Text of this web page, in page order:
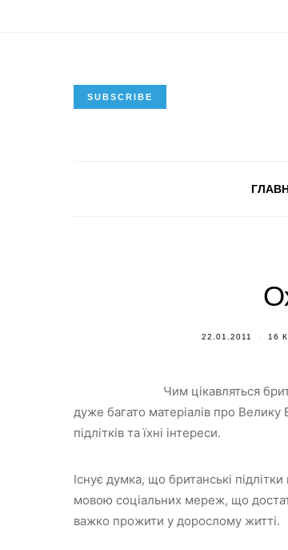
SUBSCRIBE
22.01.2011 16
Чим цікавляться
дуже багато матеріалів про
підлітків та їхні інтереси.
Існує думка, що британські
мовою соціальних мереж, що
важко прожити у дорослому житті.